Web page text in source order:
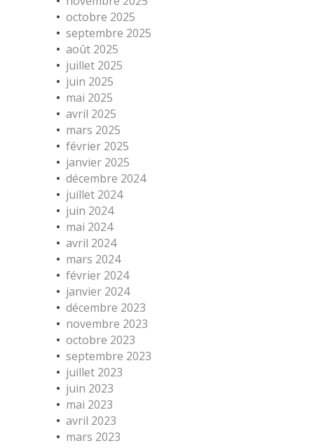
octobre 2025
septembre 2025
août 2025
juillet 2025
juin 2025
mai 2025
avril 2025
mars 2025
février 2025
janvier 2025
décembre 2024
juillet 2024
juin 2024
mai 2024
avril 2024
mars 2024
février 2024
janvier 2024
décembre 2023
novembre 2023
octobre 2023
septembre 2023
juillet 2023
juin 2023
mai 2023
avril 2023
mars 2023